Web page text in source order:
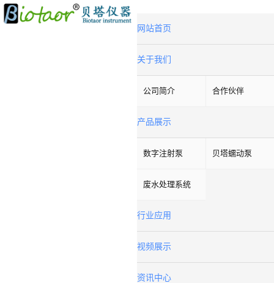
网站首页
关于我们
公司简介 合作伙伴
产品展示
数字注射泵 贝塔蠕动泵
废水处理系统
行业应用
视频展示
资讯中心